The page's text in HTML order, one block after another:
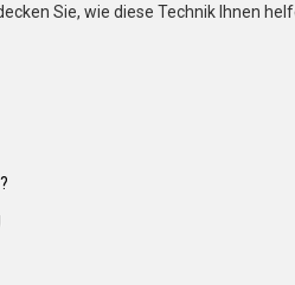
Sie, wie diese Technik Ihnen